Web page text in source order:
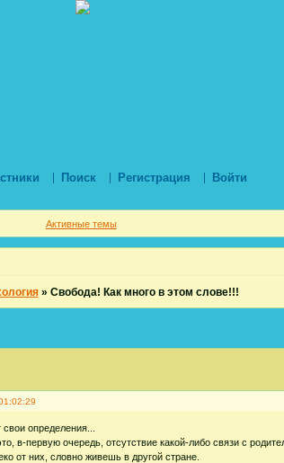
Поиск Регистрация Войти
Активные темы
» Свобода! Как много в этом слове!!!
определения...
в-первую очередь, отсутствие какой-либо связи с
от них, словно живешь в другой стране.